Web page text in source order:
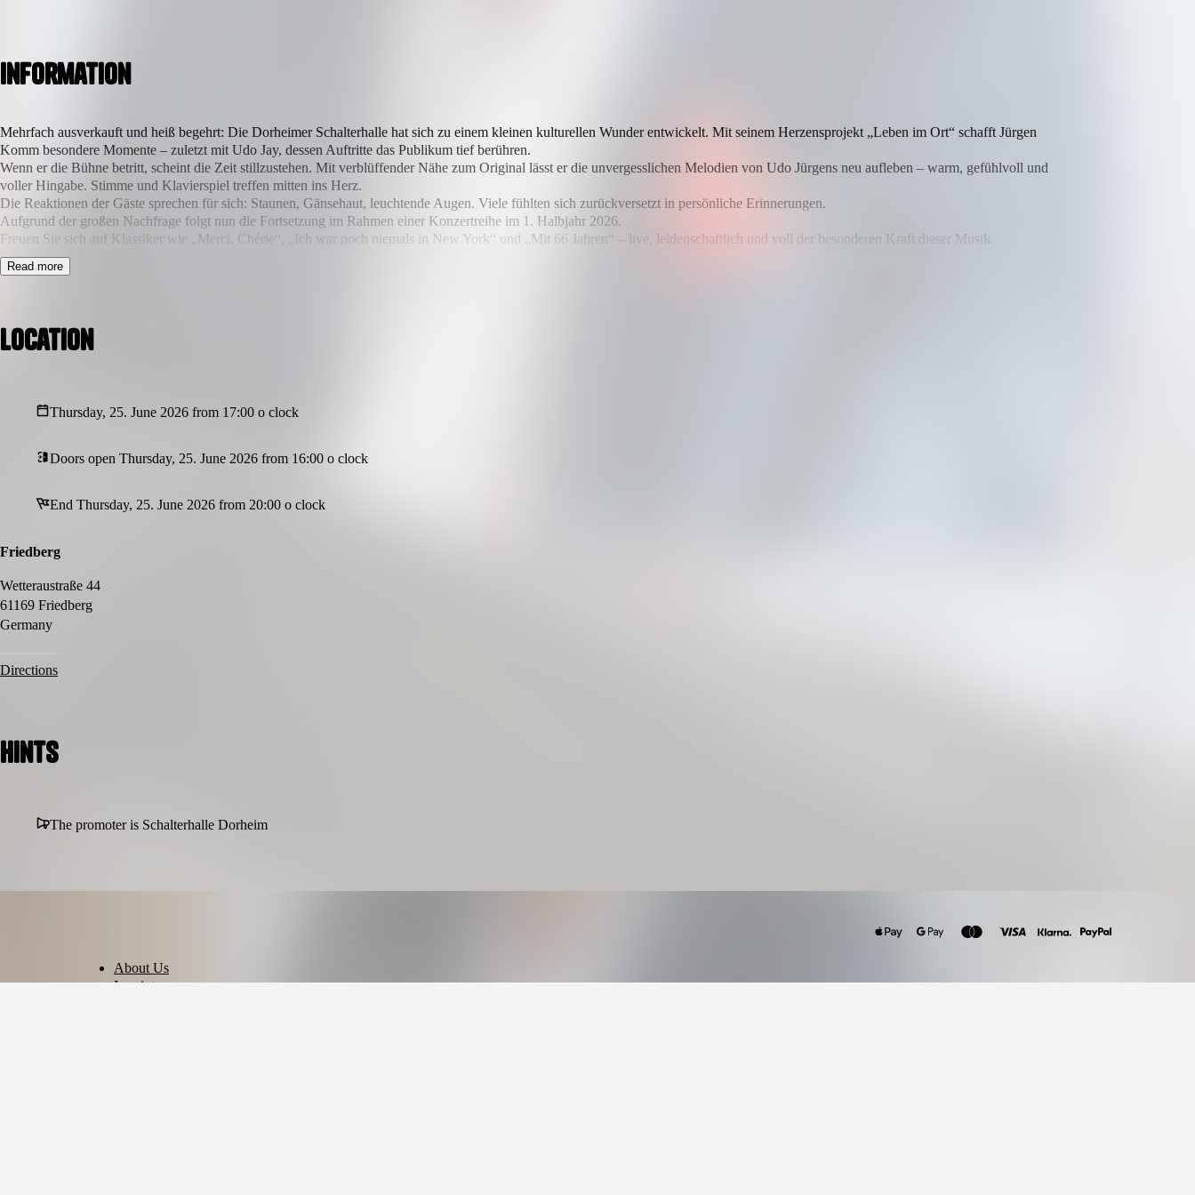
Information
Mehrfach ausverkauft und heiß begehrt: Die Dorheimer Schalterhalle hat sich zu einem kleinen kulturellen Wunder entwickelt. Mit seinem Herzensprojekt „Leben im Ort“ schafft Jürgen
Komm besondere Momente – zuletzt mit Udo Jay, dessen Auftritte das Publikum tief berühren.
Wenn er die Bühne betritt, scheint die Zeit stillzustehen. Mit verblüffender Nähe zum Original lässt er die unvergesslichen Melodien von Udo Jürgens neu aufleben – warm, gefühlvoll und
voller Hingabe. Stimme und Klavierspiel treffen mitten ins Herz.
Die Reaktionen der Gäste sprechen für sich: Staunen, Gänsehaut, leuchtende Augen. Viele fühlten sich zurückversetzt in persönliche Erinnerungen.
Aufgrund der großen Nachfrage folgt nun die Fortsetzung im Rahmen einer Konzertreihe im 1. Halbjahr 2026.
Freuen Sie sich auf Klassiker wie „Merci, Chérie“, „Ich war noch niemals in New York“ und „Mit 66 Jahren“ – live, leidenschaftlich und voll der besonderen Kraft dieser Musik.
Ein Abend, der berührt und im Gedächtnis bleibt.
Read more
Location
Thursday, 25. June 2026 from 17:00 o clock
Doors open Thursday, 25. June 2026 from 16:00 o clock
End Thursday, 25. June 2026 from 20:00 o clock
Friedberg
Wetteraustraße 44
61169 Friedberg
Germany
Directions
Hints
The promoter is Schalterhalle Dorheim
About Us
Imprint